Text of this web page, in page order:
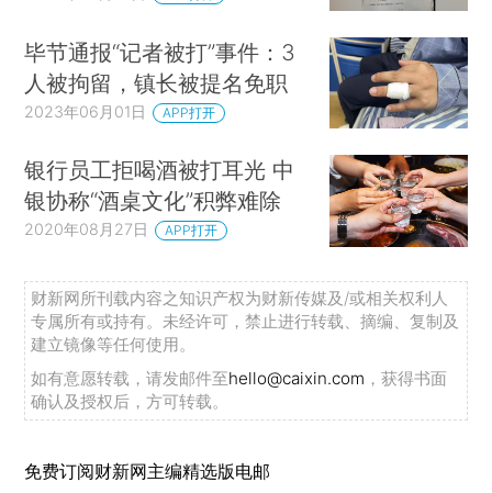
毕节通报“记者被打”事件：3
人被拘留，镇长被提名免职
2023年06月01日 APP打开
银行员工拒喝酒被打耳光 中
银协称“酒桌文化”积弊难除
2020年08月27日 APP打开
财新网所刊载内容之知识产权为财新传媒及/或相关权利人
专属所有或持有。未经许可，禁止进行转载、摘编、复制及
建立镜像等任何使用。
如有意愿转载，请发邮件至hello@caixin.com ，获得书面
确认及授权后，方可转载。
免费订阅财新网主编精选版电邮